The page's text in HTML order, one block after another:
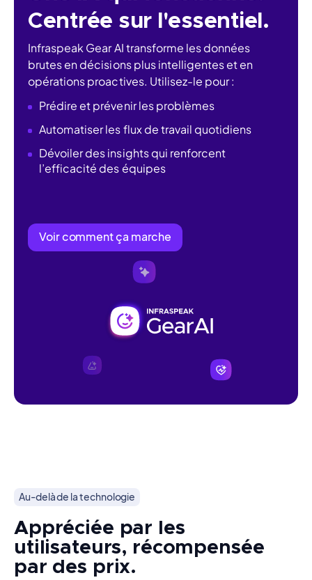
Centrée sur l'essentiel.
Infraspeak Gear AI transforme les données
brutes en décisions plus intelligentes et en
opérations proactives. Utilisez-le pour :
Prédire et prévenir les problèmes
Automatiser les flux de travail quotidiens
Dévoiler des insights qui renforcent
l’efficacité des équipes
Voir comment ça marche
Au-delà de la technologie
Appréciée par les
utilisateurs, récompensée
par des prix.